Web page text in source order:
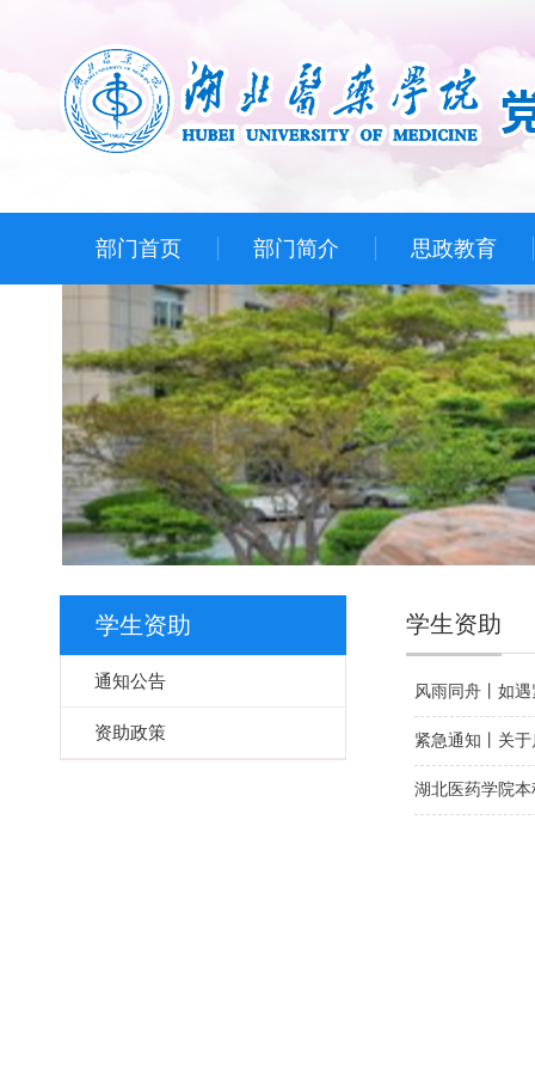
部门首页 部门简介 思政教育
学生资助
通知公告
资助政策
学生资助
风雨同舟丨如
紧急通知丨关
湖北医药学院